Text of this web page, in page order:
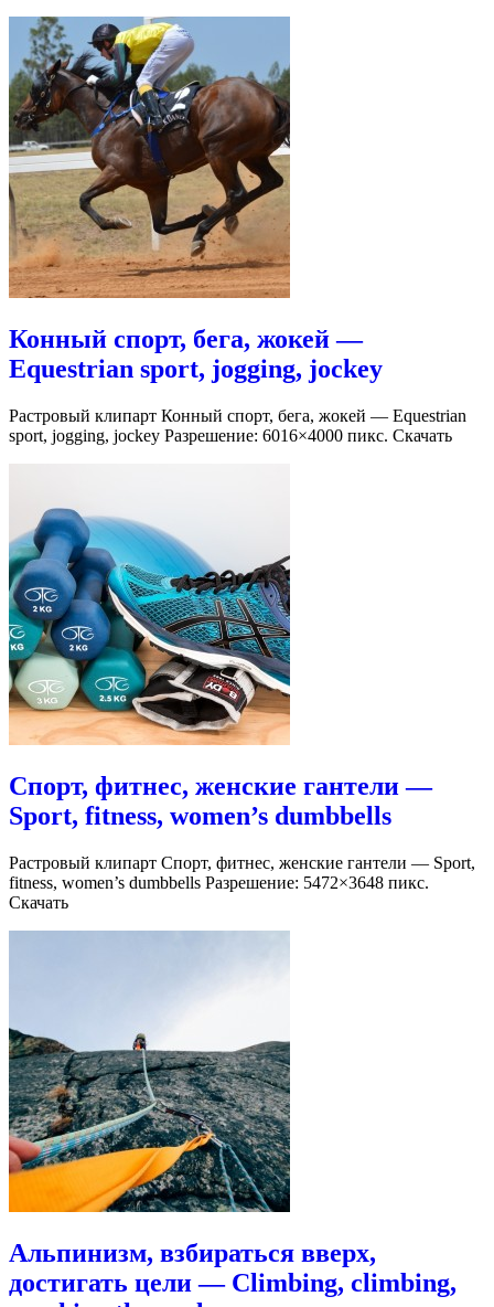
Конный спорт, бега, жокей —
Equestrian sport, jogging, jockey
Растровый клипарт Конный спорт, бега, жокей — Equestrian
sport, jogging, jockey Разрешение: 6016×4000 пикс. Скачать
Спорт, фитнес, женские гантели —
Sport, fitness, women’s dumbbells
Растровый клипарт Спорт, фитнес, женские гантели — Sport,
fitness, women’s dumbbells Разрешение: 5472×3648 пикс.
Скачать
Альпинизм, взбираться вверх,
достигать цели — Climbing, climbing,